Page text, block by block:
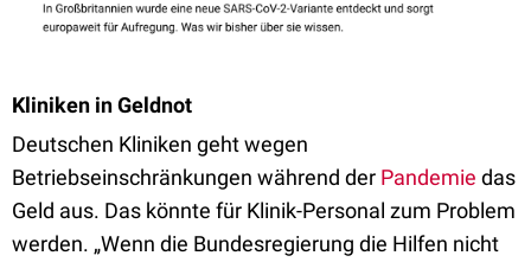
Kliniken in Geldnot
Deutschen Kliniken geht wegen
Betriebseinschränkungen während der Pandemie das
Geld aus. Das könnte für Klinik-Personal zum Problem
werden. „Wenn die Bundesregierung die Hilfen nicht